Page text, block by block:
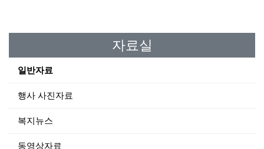
자료실
일반자료
행사 사진자료
복지뉴스
동영상자료